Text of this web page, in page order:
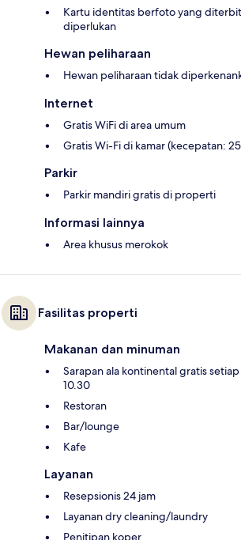
Kartu identitas berfoto yang
diperlukan
Hewan peliharaan
Hewan peliharaan tidak
Internet
Gratis WiFi di area umum
Gratis Wi-Fi di kamar (kecepatan:
Parkir
Parkir mandiri gratis di properti
Informasi lainnya
Area khusus merokok
Fasilitas properti
Makanan dan minuman
Sarapan ala kontinental gratis
10.30
Restoran
Bar/lounge
Kafe
Layanan
Resepsionis 24 jam
Layanan dry cleaning/laundry
Penitipan koper